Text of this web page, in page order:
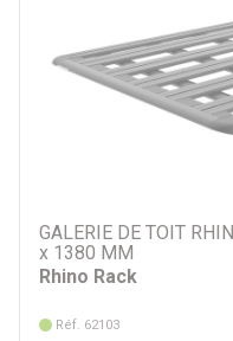
GALERIE DE TOIT
x 1380 MM
Rhino Rack
Réf. 62103